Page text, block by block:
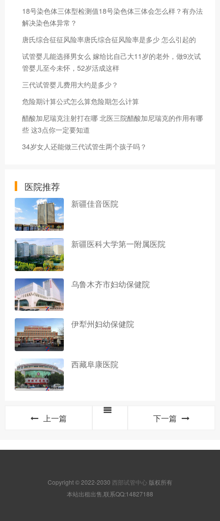
18号染色体三体型检测值18号染色体三体会怎么样？有办法
解决染色体异常？
唐氏综合征征风险率唐氏综合征风险率是多少 怎么引起的
试管婴儿能选择男女么 嫁给比自己大11岁的老外，做9次试
管婴儿至今未怀，52岁活成这样
三代试管婴儿费用大约是多少？
危险期计算公式怎么算危险期怎么计算
醋酸加尼瑞克注射打在哪 北医三院醋酸加尼瑞克的作用有哪
些 这3点你一定要知道
34岁女人还能做三代试管生两个孩子吗？
医院推荐
新疆佳音医院
新疆医科大学第一附属医院
乌鲁木齐市妇幼保健院
伊犁州妇幼保健院
西藏阜康医院
上一篇 下一篇
Copyright © 2022-2030 西部试管中心 版权所有
本站出租出售,联系QQ:14827188